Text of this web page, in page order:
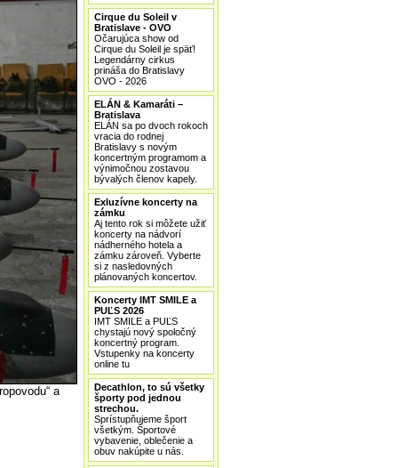
a
Cirque du Soleil v
Bratislave - OVO
Očarujúca show od
Cirque du Soleil je späť!
Legendárny cirkus
prináša do Bratislavy
OVO - 2026
ELÁN & Kamaráti –
Bratislava
ELÁN sa po dvoch rokoch
vracia do rodnej
Bratislavy s novým
koncertným programom a
výnimočnou zostavou
bývalých členov kapely.
Exluzívne koncerty na
zámku
Aj tento rok si môžete užiť
koncerty na nádvorí
nádherného hotela a
zámku zároveň. Vyberte
si z nasledovných
plánovaných koncertov.
Koncerty IMT SMILE a
PUĽS 2026
IMT SMILE a PUĽS
chystajú nový spoločný
koncertný program.
Vstupenky na koncerty
online tu
Decathlon, to sú všetky
športy pod jednou
strechou.
Sprístupňujeme šport
všetkým. Športové
vybavenie, oblečenie a
obuv nakúpite u nás.